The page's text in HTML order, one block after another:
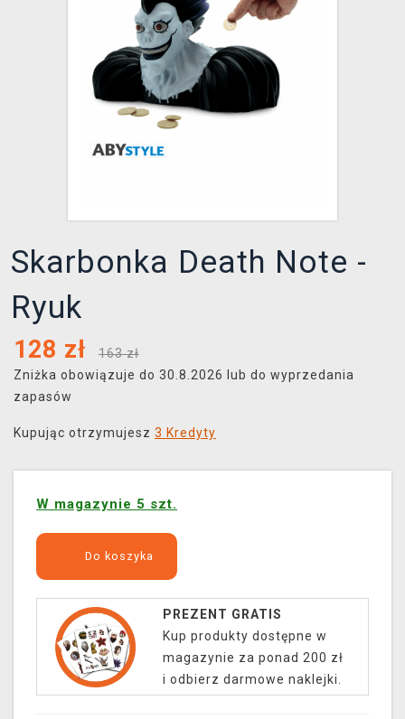
Skarbonka Death Note -
Ryuk
128 zł
163 zł
Zniżka obowiązuje do 30.8.2026 lub do wyprzedania
zapasów
Kupując otrzymujesz 3 Kredyty
W magazynie 5 szt.
Do koszyka
PREZENT GRATIS
Kup produkty dostępne w
magazynie za ponad 200 zł
i odbierz darmowe naklejki.